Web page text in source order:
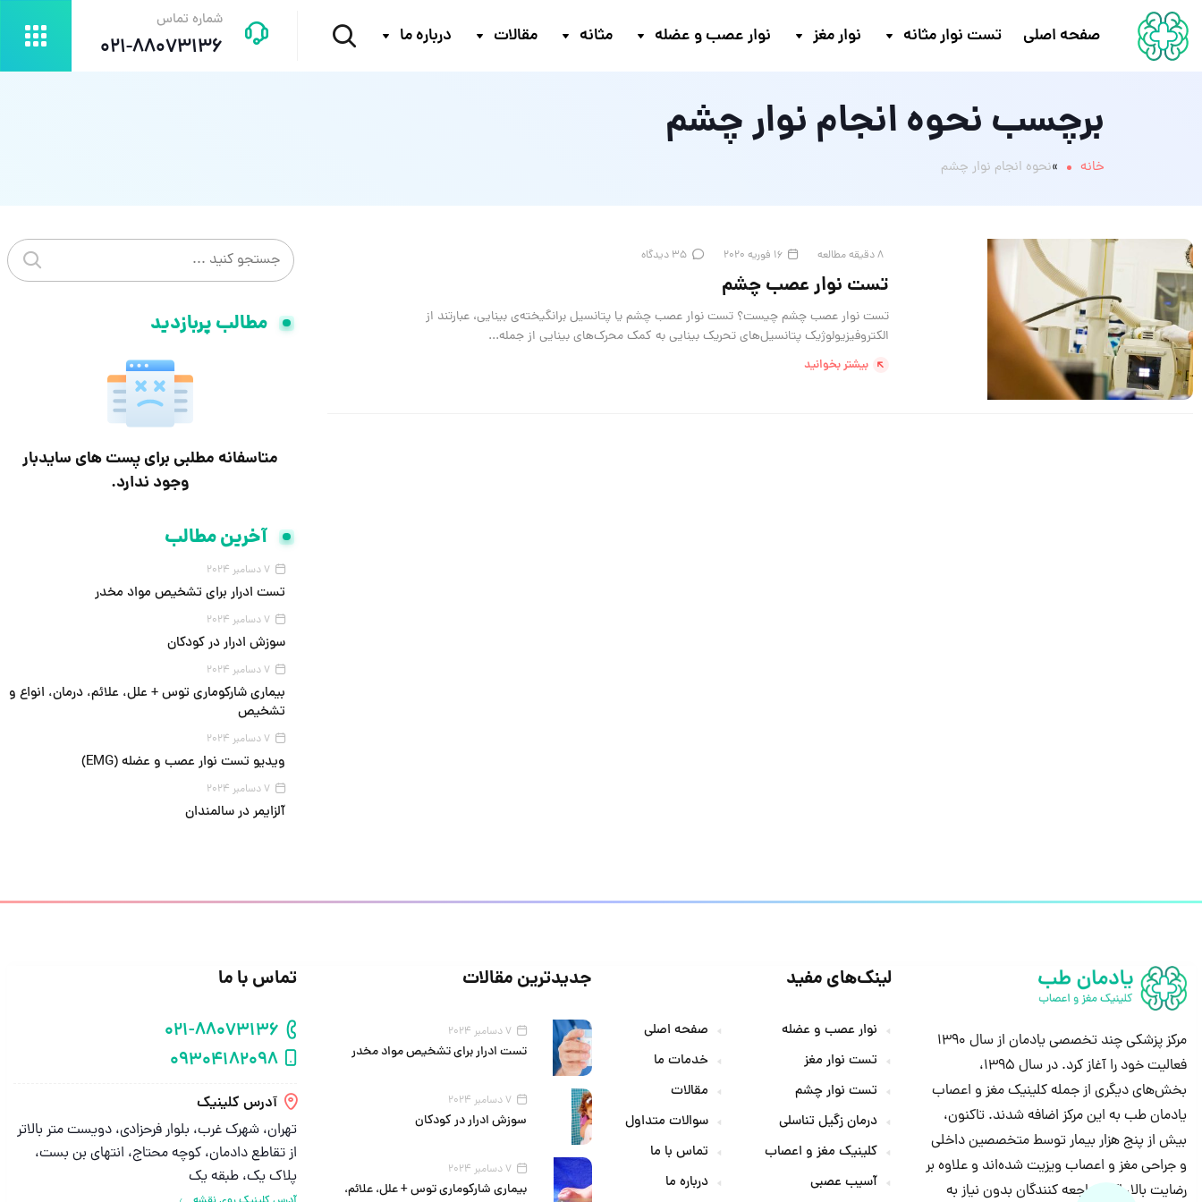
صفحه اصلی تست نوار مثانه نوار مغز نوار عصب و عضله مثانه مقالات درباره ما
شماره تماس
021-88073136
برچسب نحوه انجام نوار چشم
خانه »نحوه انجام نوار چشم
8 دقیقه مطالعه 16 فوریه 2020 35 دیدگاه
تست نوار عصب چشم
تست نوار عصب چشم چیست؟ تست نوار عصب چشم یا پتانسیل برانگیخته‌ی بینایی، عبارتند از
الکتروفیزیولوژیک پتانسیل‌های تحریک بینایی به کمک محرک‌های بینایی از جمله...
بیشتر بخوانید
جستجو در سایت
مطالب پربازدید
متاسفانه مطلبی برای پست های سایدبار
وجود ندارد.
آخرین مطالب
7 دسامبر 2024
تست ادرار برای تشخیص مواد مخدر
7 دسامبر 2024
سوزش ادرار در کودکان
7 دسامبر 2024
بیماری شارکوماری توس + علل، علائم، درمان، انواع و
تشخیص
7 دسامبر 2024
ویدیو تست نوار عصب و عضله (EMG)
7 دسامبر 2024
آلزایمر در سالمندان
مرکز پزشکی چند تخصصی یادمان از سال 1390
فعالیت خود را آغاز کرد. در سال 1395،
بخش‌های دیگری از جمله کلینیک مغز و اعصاب
یادمان طب به این مرکز اضافه شدند. تاکنون،
بیش از پنج هزار بیمار توسط متخصصین داخلی
و جراحی مغز و اعصاب ویزیت شده‌اند و علاوه بر
رضایت بالا، اکثر مراجعه کنندگان بدون نیاز به
لینک‌های مفید
نوار عصب و عضله
تست نوار مغز
تست نوار چشم
درمان زگیل تناسلی
کلینیک مغز و اعصاب
آسیب عصبی
صفحه اصلی
خدمات ما
مقالات
سوالات متداول
تماس با ما
درباره ما
جدیدترین مقالات
7 دسامبر 2024
تست ادرار برای تشخیص مواد مخدر
7 دسامبر 2024
سوزش ادرار در کودکان
7 دسامبر 2024
بیماری شارکوماری توس + علل، علائم،
تماس با ما
شماره تلفن
021-88073136
شماره موبایل
09304182098
آدرس کلینیک
تهران، شهرک غرب، بلوار فرحزادی، دویست متر بالاتر
از تقاطع دادمان، کوچه محتاج، انتهای بن بست،
پلاک یک، طبقه یک